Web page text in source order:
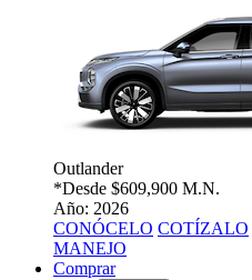
Outlander
*Desde $609,900 M.N.
Año: 2026
CONÓCELO COTÍZALO
MANEJO
Comprar